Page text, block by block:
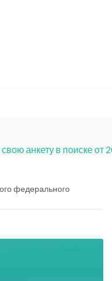
анкету в поиске от
федерального